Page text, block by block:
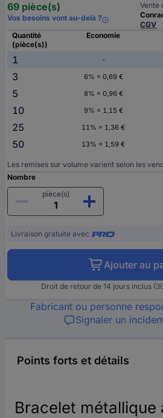
69 pièce(s)
Vos besoins vont au-delà ?
Vente
CGV
Quantité
(pièce(s))
Economie
1 -
3
6% = 0,69 €
5
8% = 0,96 €
10
9% = 1,15 €
25
11% = 1,36 €
50
13% = 1,59 €
Les remises sur volume varient selon les
Nombre
pièce(s)
Livraison gratuite avec
Ajouter au
Droit de retour de 14 jours inclus
Fabricant ou personne
Signaler un
Points forts et détails
Bracelet métallique